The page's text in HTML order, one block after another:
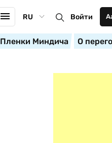
RU Войти
Пленки Миндича О